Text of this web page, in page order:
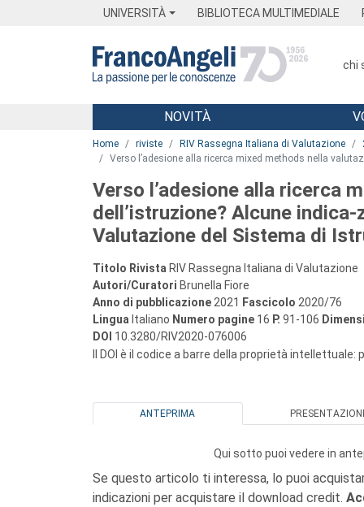
UNIVERSITÀ BIBLIOTECA MULTIMEDIALE
chi
Menu
NOVITÀ
Home riviste RIV Rassegna Italiana di Valutazione
Verso l’adesione alla ricerca mixed methods nella
Verso l’adesione alla ricerca
dell’istruzione? Alcune
Valutazione del Sistema di
Titolo Rivista RIV Rassegna Italiana di Valutazione
Autori/Curatori Brunella Fiore
Anno di pubblicazione 2021 Fascicolo 2020/76
Lingua Italiano Numero pagine 16 P. 91-106
DOI 10.3280/RIV2020-076006
Il DOI è il codice a barre della proprietà intellettuale:
ANTEPRIMA
Qui sotto puoi vedere in
Se questo articolo ti interessa, lo puoi
indicazioni per acquistare il download credit.